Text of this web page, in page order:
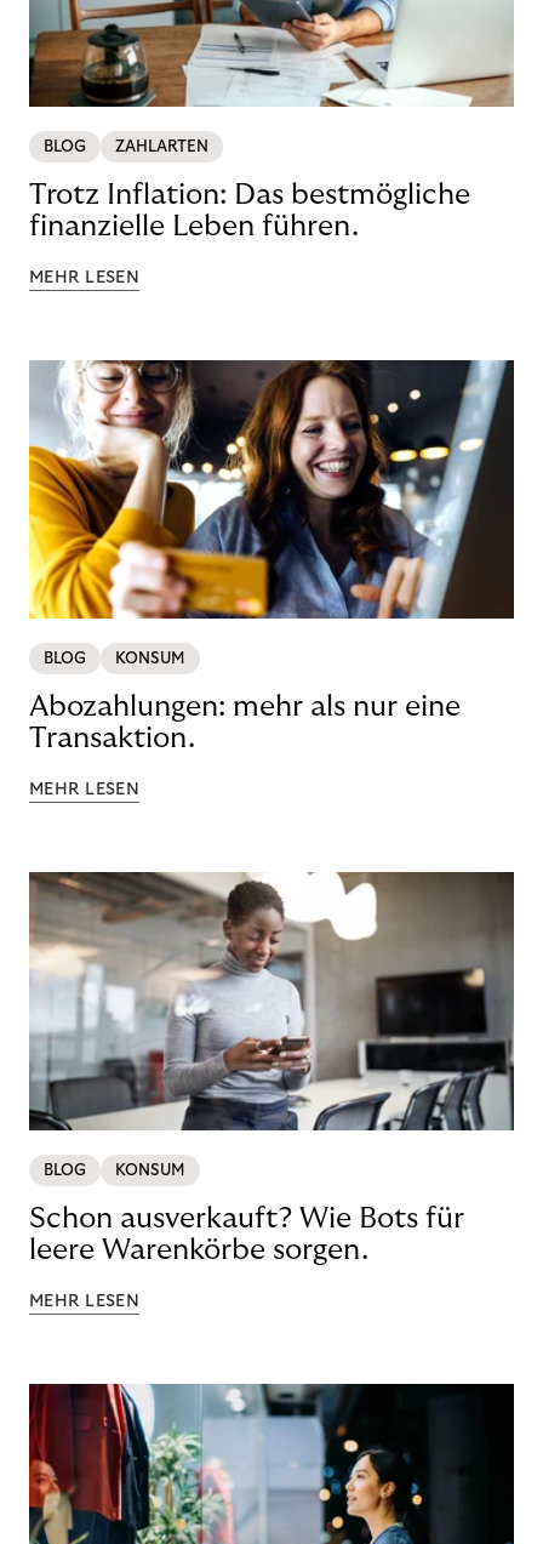
BLOG ZAHLARTEN
Trotz Inflation: Das bestmögliche
finanzielle Leben führen.
MEHR LESEN
BLOG KONSUM
Abozahlungen: mehr als nur eine
Transaktion.
MEHR LESEN
BLOG KONSUM
Schon ausverkauft? Wie Bots für
leere Warenkörbe sorgen.
MEHR LESEN